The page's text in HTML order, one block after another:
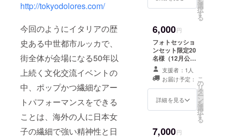
http://tokyodolores.com/
今回のようにイタリアの歴
史ある中世都市ルッカで、
街全体が会場になる50年以
上続く文化交流イベントの
中、ポップかつ繊細なアー
トパフォーマンスをできる
ことは、海外の人に日本女
子の繊細で強い精神性と日
選
択
す
る
6,000円
フォトセッショ
ンセット限定20
名様（12月公
演”赤頭巾”公演
後に、あなたの
好きなメンバー
と写真が撮れま
す。）＋上記の
支援者：1人
お届け予定：
詳細を見る
こ
の
リ
タ
ー
ン
を
選
択
す
る
7,000円